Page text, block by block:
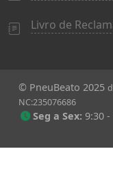
Livro de
© PneuBeato 2025
NC:235076686
Seg a Sex: 9:30